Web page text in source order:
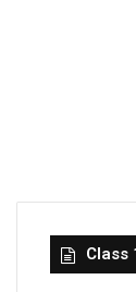
Class